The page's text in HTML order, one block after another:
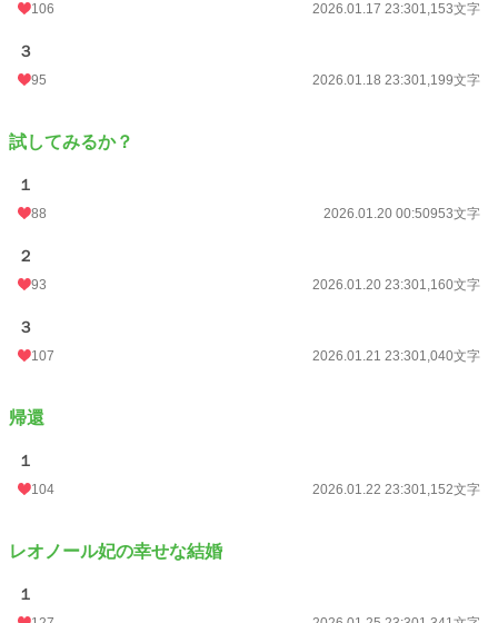
106 2026.01.17 23:301,153文字
３
95 2026.01.18 23:301,199文字
試してみるか？
１
88 2026.01.20 00:50953文字
２
93 2026.01.20 23:301,160文字
３
107 2026.01.21 23:301,040文字
帰還
１
104 2026.01.22 23:301,152文字
レオノール妃の幸せな結婚
１